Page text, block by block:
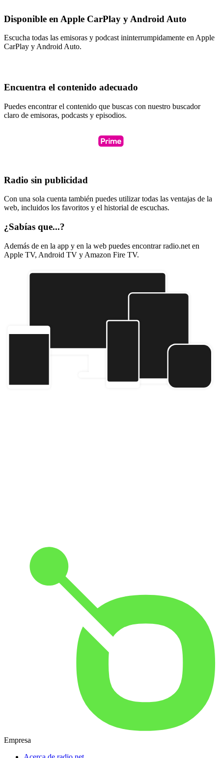
Disponible en Apple CarPlay y Android Auto
Escucha todas las emisoras y podcast ininterrumpidamente en Apple
CarPlay y Android Auto.
Encuentra el contenido adecuado
Puedes encontrar el contenido que buscas con nuestro buscador
claro de emisoras, podcasts y episodios.
Radio sin publicidad
Con una sola cuenta también puedes utilizar todas las ventajas de la
web, incluidos los favoritos y el historial de escuchas.
¿Sabías que...?
Además de en la app y en la web puedes encontrar radio.net en
Apple TV, Android TV y Amazon Fire TV.
Empresa